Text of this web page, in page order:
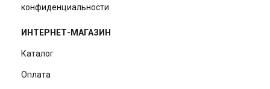
конфиденциальности
ИНТЕРНЕТ-МАГАЗИН
Каталог
Оплата